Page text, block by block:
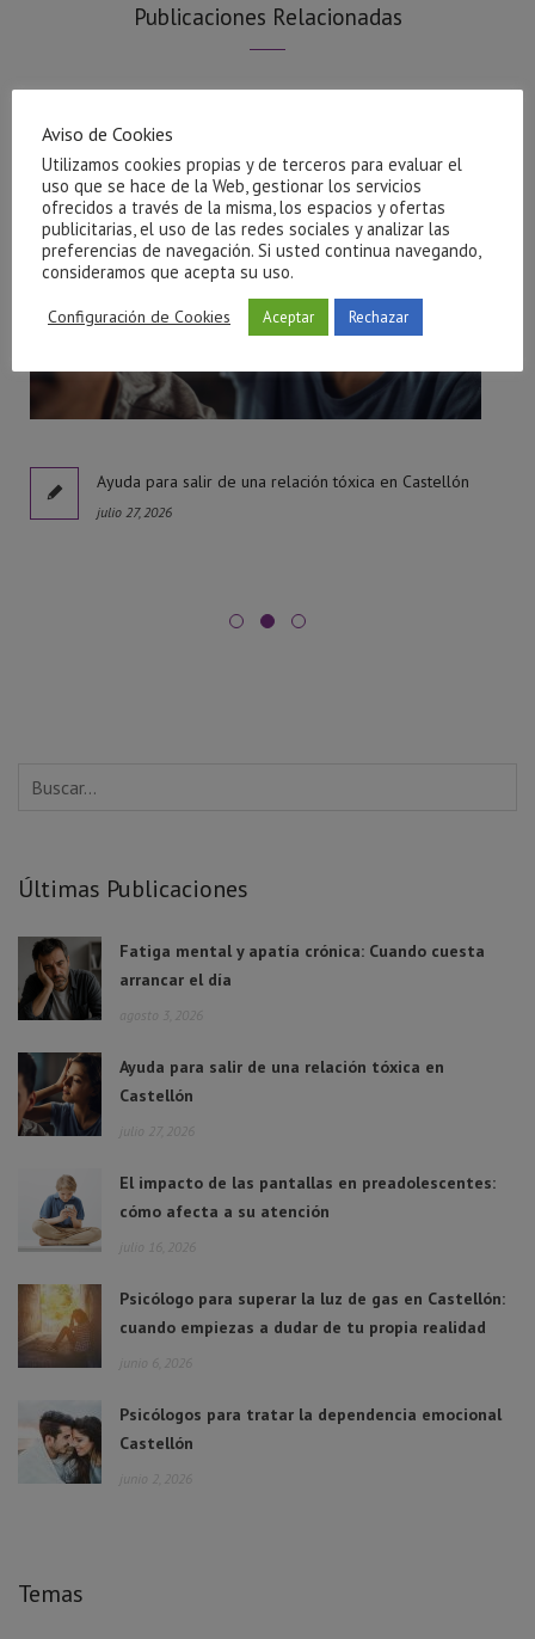
Publicaciones Relacionadas
Ayuda para salir de una relación tóxica en Castellón
julio 27, 2026
Últimas Publicaciones
Fatiga mental y apatía crónica: Cuando cuesta
arrancar el día
agosto 3, 2026
Ayuda para salir de una relación tóxica en
Castellón
julio 27, 2026
El impacto de las pantallas en preadolescentes:
cómo afecta a su atención
julio 16, 2026
Psicólogo para superar la luz de gas en Castellón:
cuando empiezas a dudar de tu propia realidad
junio 6, 2026
Psicólogos para tratar la dependencia emocional
Castellón
junio 2, 2026
Temas
Aviso de Cookies
Utilizamos cookies propias y de terceros para evaluar el
uso que se hace de la Web, gestionar los servicios
ofrecidos a través de la misma, los espacios y ofertas
publicitarias, el uso de las redes sociales y analizar las
preferencias de navegación. Si usted continua navegando,
consideramos que acepta su uso.
Configuración de Cookies Aceptar Rechazar